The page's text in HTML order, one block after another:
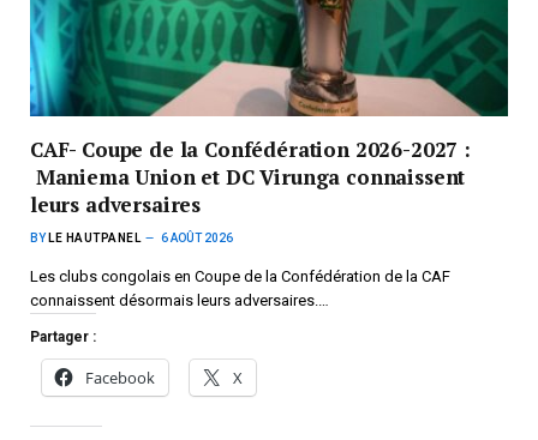
CAF- Coupe de la Confédération 2026-2027 :
Maniema Union et DC Virunga connaissent
leurs adversaires
BY LE HAUTPANEL 6 AOÛT 2026
Les clubs congolais en Coupe de la Confédération de la CAF
connaissent désormais leurs adversaires.…
Partager :
Facebook X